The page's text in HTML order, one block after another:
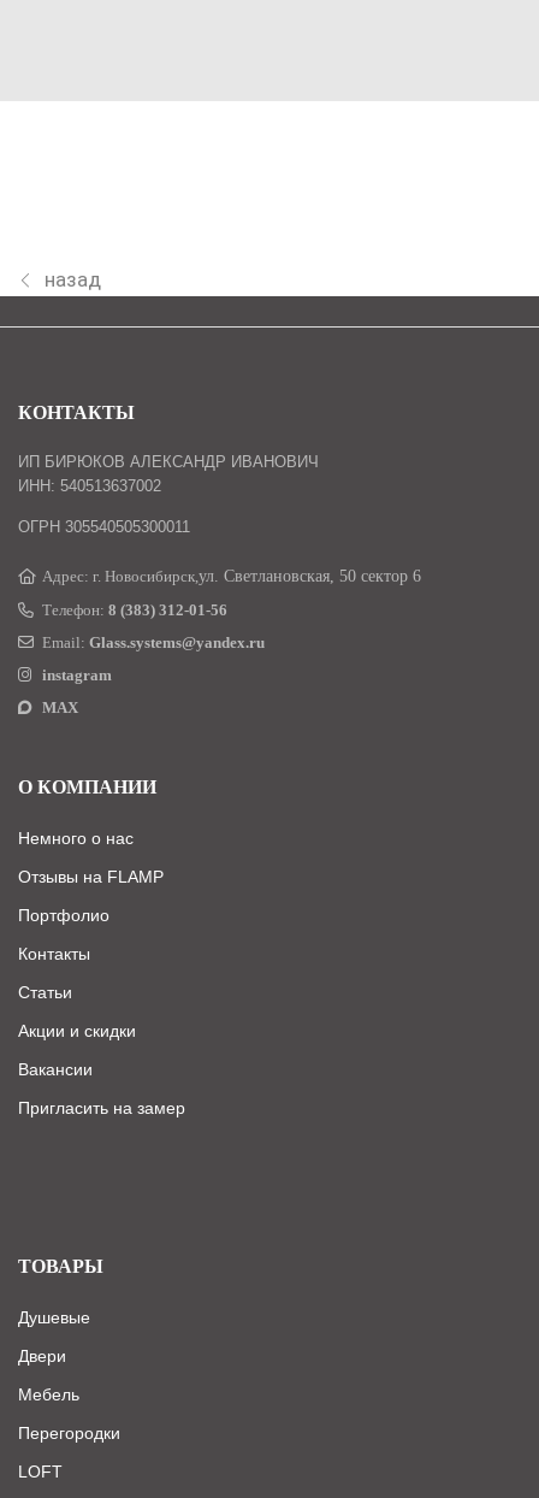
назад
КОНТАКТЫ
ИП БИРЮКОВ АЛЕКСАНДР ИВАНОВИЧ
ИНН: 540513637002
ОГРН 305540505300011
Адрес: г. Новосибирск,ул. Светлановская, 50 сектор 6
Телефон: 8 (383) 312-01-56
Email: Glass.systems@yandex.ru
instagram
MAX
О КОМПАНИИ
Немного о нас
Отзывы на FLAMP
Портфолио
Контакты
Статьи
Акции и скидки
Вакансии
Пригласить на замер
ТОВАРЫ
Душевые
Двери
Мебель
Перегородки
LOFT